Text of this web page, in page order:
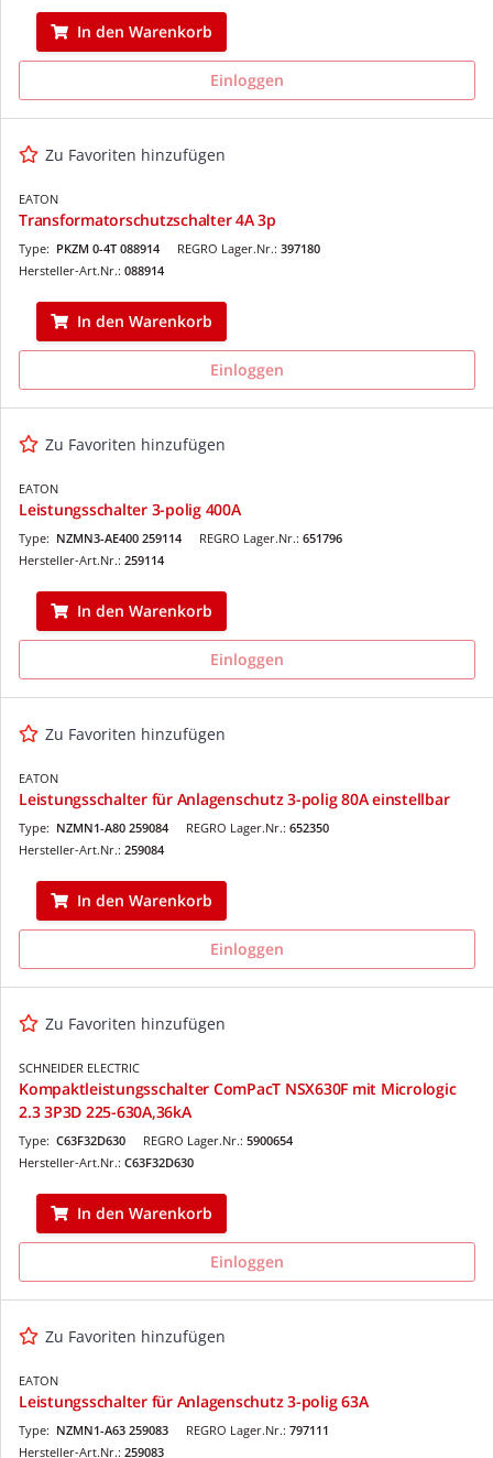
In den Warenkorb
Einloggen
Zu Favoriten hinzufügen
EATON
Transformatorschutzschalter 4A 3p
REGRO Lager.Nr.: 397180
Type: PKZM 0-4T 088914
Hersteller-Art.Nr.: 088914
In den Warenkorb
Einloggen
Zu Favoriten hinzufügen
EATON
Leistungsschalter 3-polig 400A
REGRO Lager.Nr.: 651796
Type: NZMN3-AE400 259114
Hersteller-Art.Nr.: 259114
In den Warenkorb
Einloggen
Zu Favoriten hinzufügen
EATON
Leistungsschalter für Anlagenschutz 3-polig 80A einstellbar
REGRO Lager.Nr.: 652350
Type: NZMN1-A80 259084
Hersteller-Art.Nr.: 259084
In den Warenkorb
Einloggen
Zu Favoriten hinzufügen
SCHNEIDER ELECTRIC
Kompaktleistungsschalter ComPacT NSX630F mit Micrologic
2.3 3P3D 225-630A,36kA
REGRO Lager.Nr.: 5900654
Type: C63F32D630
Hersteller-Art.Nr.: C63F32D630
In den Warenkorb
Einloggen
Zu Favoriten hinzufügen
EATON
Leistungsschalter für Anlagenschutz 3-polig 63A
REGRO Lager.Nr.: 797111
Type: NZMN1-A63 259083
Hersteller-Art.Nr.: 259083